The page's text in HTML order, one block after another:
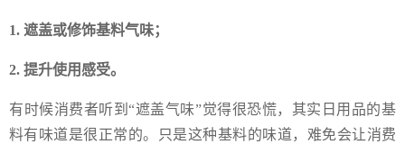
1. 遮盖或修饰基料气味；
2. 提升使用感受。
有时候消费者听到“遮盖气味”觉得很恐慌，其实日用品的基
料有味道是很正常的。只是这种基料的味道，难免会让消费